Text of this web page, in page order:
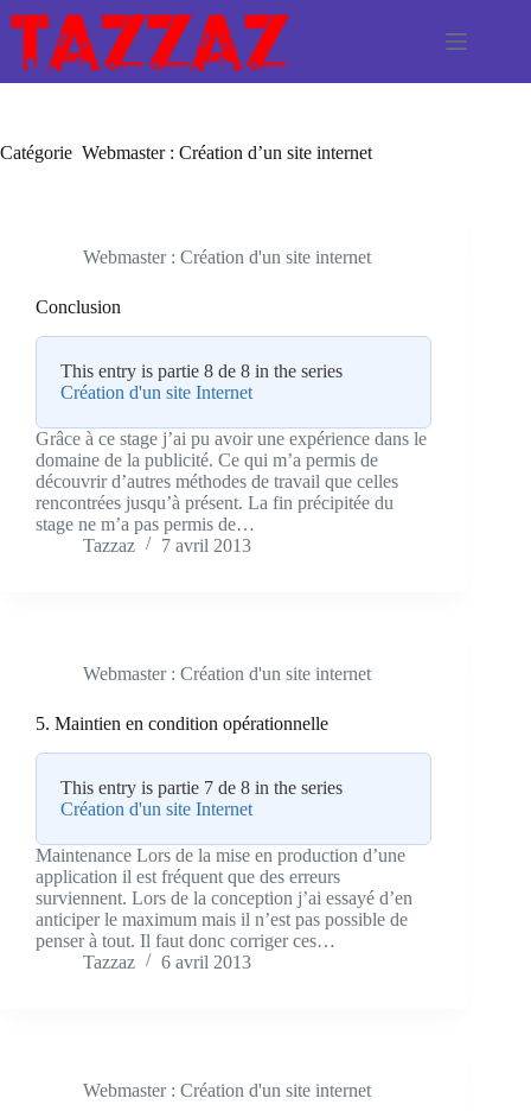
au
contenu
Catégorie Webmaster : Création d’un site internet
Webmaster : Création d'un site internet
Conclusion
This entry is partie 8 de 8 in the series
Création d'un site Internet
Grâce à ce stage j’ai pu avoir une expérience dans le
domaine de la publicité. Ce qui m’a permis de
découvrir d’autres méthodes de travail que celles
rencontrées jusqu’à présent. La fin précipitée du
stage ne m’a pas permis de…
Tazzaz
7 avril 2013
Webmaster : Création d'un site internet
5. Maintien en condition opérationnelle
This entry is partie 7 de 8 in the series
Création d'un site Internet
Maintenance Lors de la mise en production d’une
application il est fréquent que des erreurs
surviennent. Lors de la conception j’ai essayé d’en
anticiper le maximum mais il n’est pas possible de
penser à tout. Il faut donc corriger ces…
Tazzaz
6 avril 2013
Webmaster : Création d'un site internet